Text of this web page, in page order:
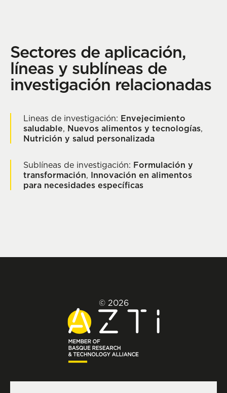
Sectores de aplicación,
líneas y sublíneas de
investigación relacionadas
Lineas de investigación: Envejecimiento
saludable, Nuevos alimentos y tecnologías,
Nutrición y salud personalizada
Sublíneas de investigación: Formulación y
transformación, Innovación en alimentos
para necesidades específicas
© 2026